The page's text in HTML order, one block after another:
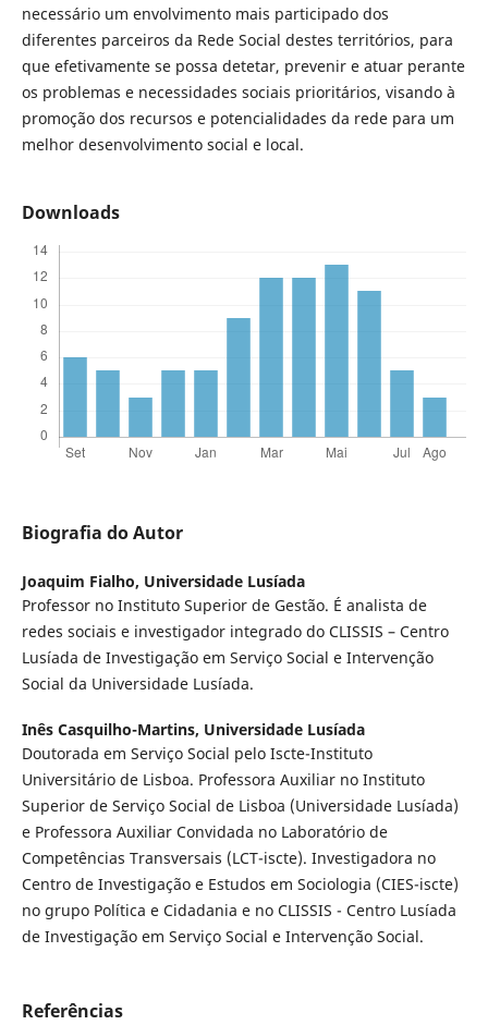
necessário um envolvimento mais participado dos
diferentes parceiros da Rede Social destes territórios, para
que efetivamente se possa detetar, prevenir e atuar perante
os problemas e necessidades sociais prioritários, visando à
promoção dos recursos e potencialidades da rede para um
melhor desenvolvimento social e local.
Downloads
Biografia do Autor
Joaquim Fialho, Universidade Lusíada
Professor no Instituto Superior de Gestão. É analista de
redes sociais e investigador integrado do CLISSIS – Centro
Lusíada de Investigação em Serviço Social e Intervenção
Social da Universidade Lusíada.
Inês Casquilho-Martins, Universidade Lusíada
Doutorada em Serviço Social pelo Iscte-Instituto
Universitário de Lisboa. Professora Auxiliar no Instituto
Superior de Serviço Social de Lisboa (Universidade Lusíada)
e Professora Auxiliar Convidada no Laboratório de
Competências Transversais (LCT-iscte). Investigadora no
Centro de Investigação e Estudos em Sociologia (CIES-iscte)
no grupo Política e Cidadania e no CLISSIS - Centro Lusíada
de Investigação em Serviço Social e Intervenção Social.
Referências